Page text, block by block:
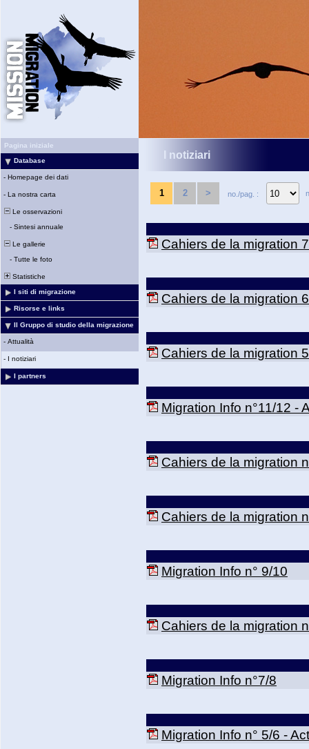
Pagina iniziale
Database
- Homepage dei dati
- La nostra carta
Le osservazioni
- Sintesi annuale
Le gallerie
- Tutte le foto
Statistiche
I siti di migrazione
Risorse e links
Il Gruppo di studio della migrazione
- Attualità
- I notiziari
I partners
I notiziari
1 2 > no./pag. :
Cahiers de la migration
Cahiers de la migration
Cahiers de la migration
Migration Info n°11/12 -
Cahiers de la migration
Cahiers de la migration
Migration Info n° 9/10
Cahiers de la migration
Migration Info n°7/8
Migration Info n° 5/6 -